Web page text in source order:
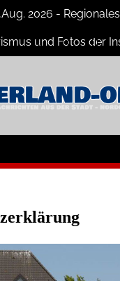
2026 -
und Fotos der
und
Westerland